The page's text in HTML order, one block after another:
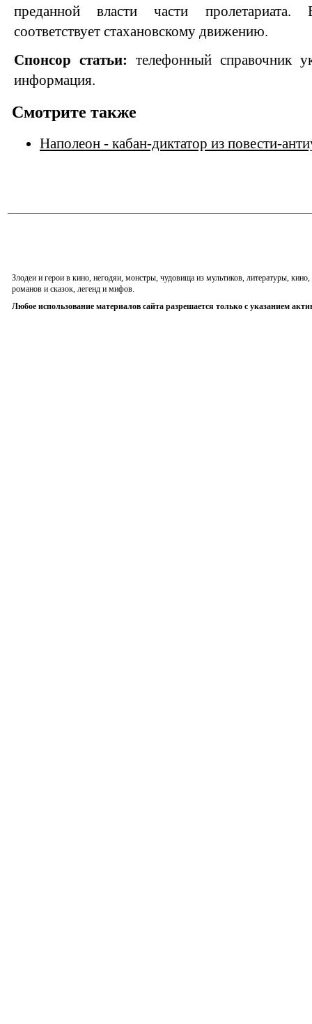
преданной власти части пролетариата.
соответствует стахановскому движению.
Спонсор статьи: телефонный справочник
информация.
Смотрите также
Наполеон - кабан-диктатор из повести-
Злодеи и герои в кино, негодяи, монстры, чудовища из мультиков, литературы,
романов и сказок, легенд и мифов.
Любое использование материалов сайта разрешается только с указанием